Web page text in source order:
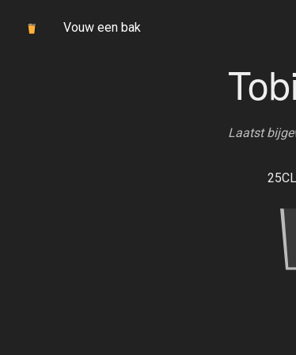
Vouw een bak
Laatst